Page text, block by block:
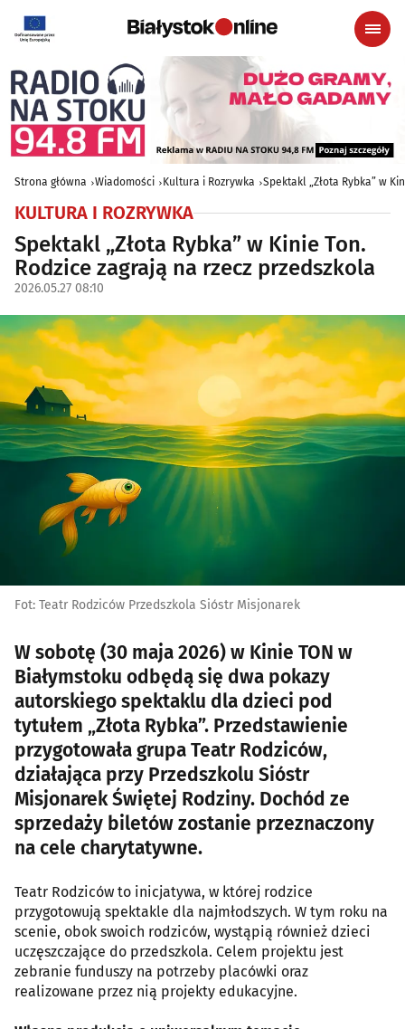
Strona główna Wiadomości Kultura i Rozrywka Spektakl „Złota Rybka” w
KULTURA I ROZRYWKA
Spektakl „Złota Rybka” w Kinie Ton.
Rodzice zagrają na rzecz przedszkola
2026.05.27 08:10
Fot: Teatr Rodziców Przedszkola Sióstr Misjonarek
​W sobotę (30 maja 2026) w Kinie TON w
Białymstoku odbędą się dwa pokazy
autorskiego spektaklu dla dzieci pod
tytułem „Złota Rybka”. Przedstawienie
przygotowała grupa Teatr Rodziców,
działająca przy Przedszkolu Sióstr
Misjonarek Świętej Rodziny. Dochód ze
sprzedaży biletów zostanie przeznaczony
na cele charytatywne.
​Teatr Rodziców to inicjatywa, w której rodzice
przygotowują spektakle dla najmłodszych. W tym roku na
scenie, obok swoich rodziców, wystąpią również dzieci
uczęszczające do przedszkola. Celem projektu jest
zebranie funduszy na potrzeby placówki oraz
realizowane przez nią projekty edukacyjne.